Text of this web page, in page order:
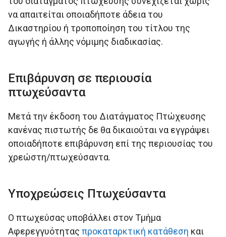
να απαιτείται οποιαδήποτε άδεια του
Δικαστηρίου ή τροποποίηση του τίτλου της
αγωγής ή άλλης νόμιμης διαδικασίας.
Επιβάρυνση σε περιουσία
πτωχεύσαντα
Μετά την έκδοση του Διατάγματος Πτώχευσης
κανένας πιστωτής δε θα δικαιούται να εγγράψει
οποιαδήποτε επιβάρυνση επί της περιουσίας του
χρεώστη/πτωχεύσαντα.
Υποχρεώσεις Πτωχεύσαντα
Ο πτωχεύσας υποβάλλει στον Τμήμα
Αφερεγγυότητας προκαταρκτική κατάθεση και